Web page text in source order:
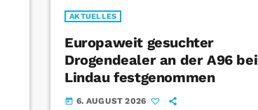
AKTUELLES
Europaweit gesuchter
Drogendealer an der A96 bei
Lindau festgenommen
today 6. AUGUST 2026